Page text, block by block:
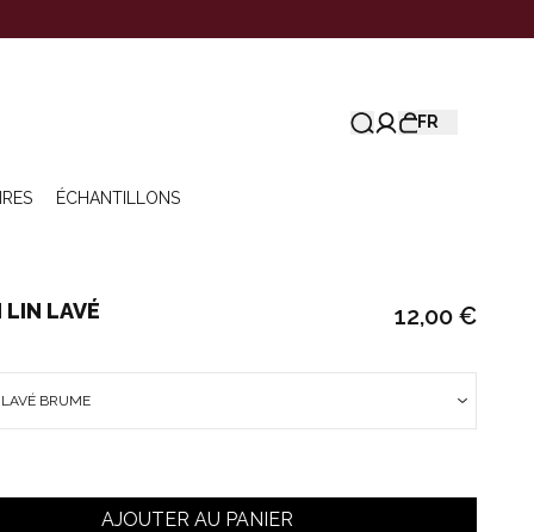
FR
ÉCHANTILLONS
LIN LAVÉ 12,00 €
BRUME
AJOUTER AU PANIER